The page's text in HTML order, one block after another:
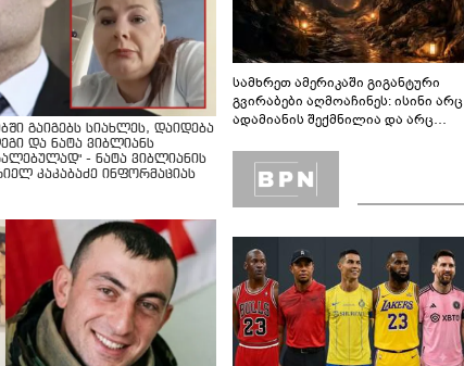
გაიგებს სიახლეს, დაიდება
და ნატა ვიბლიანს
- ნატა ვიბლიანის
კაკაბაძე ინფორმაციას
სამხრეთ ამერიკაში გიგანტური
გვირაბები აღმოაჩინეს: ისინი არც
ადამიანის შექმნილია და არც
ლაბირინთები?